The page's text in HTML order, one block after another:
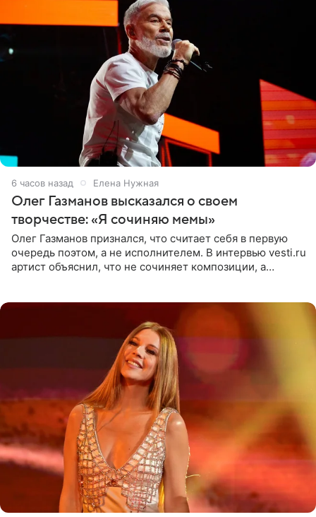
6 часов назад Елена Нужная
Олег Газманов высказался о своем
творчестве: «Я сочиняю мемы»
Олег Газманов признался, что считает себя в первую
очередь поэтом, а не исполнителем. В интервью vesti.ru
артист объяснил, что не сочиняет композиции, а